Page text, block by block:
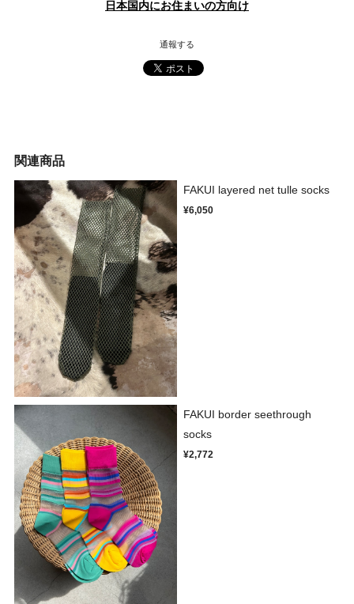
日本国内にお住まいの方向け
通報する
関連商品
FAKUI layered net tulle socks
¥6,050
FAKUI border seethrough
socks
¥2,772